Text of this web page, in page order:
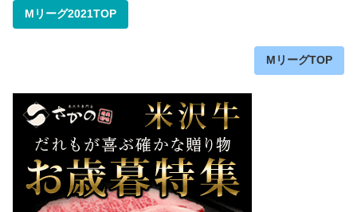
Mリーグ2021TOP
MリーグTOP